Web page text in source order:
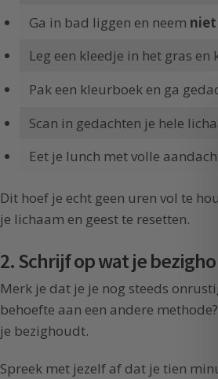
Ga in bad liggen en neem niet
Leg een kleedje in het gras
Pak een kleurboek en ga
Scan in gedachten je hele
Eet je lunch met volle
Dit hoef je echt geen uren vol te
je lichaam en geest te resetten.
2. Schrijf op wat je
Merk je dat je je nog steeds
behoefte aan een andere
je bezighoudt.
Spreek met jezelf af dat je tien